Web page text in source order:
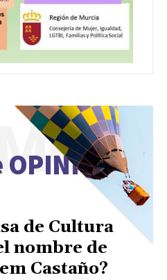
OPINIÓN
de Cultura
nombre de
Castaño?